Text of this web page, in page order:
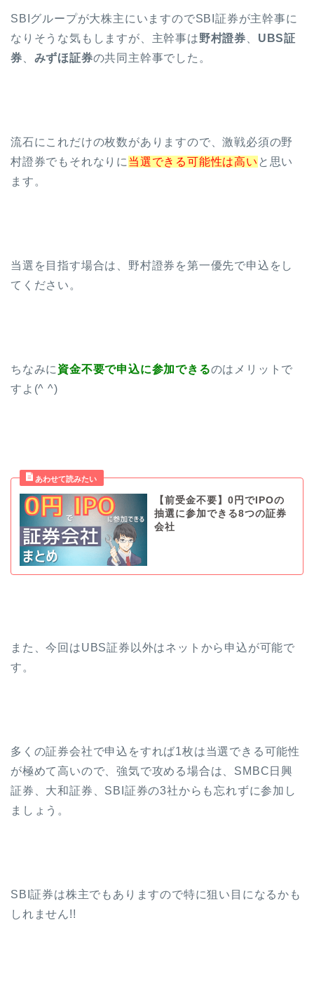
SBIグループが大株主にいますのでSBI証券が主幹事に
なりそうな気もしますが、主幹事は野村證券
UBS証
券
みずほ証券の共同主幹事でした。
流石にこれだけの枚数がありますので、激戦必須の野
村證券でもそれなりに 当選できる可能性は高い と思い
ます。
当選を目指す場合は、野村證券を第一優先で申込をし
てください。
ちなみに 資金不要で申込に参加できるのはメリットで
すよ(^ ^)
【前受金不要】0円でIPOの
抽選に参加できる8つの証券
会社
また、今回はUBS証券以外はネットから申込が可能で
す。
多くの証券会社で申込をすれば1枚は当選できる可能性
が極めて高いので、強気で攻める場合は、SMBC日興
証券、大和証券、SBI証券の3社からも忘れずに参加し
ましょう。
SBI証券は株主でもありますので特に狙い目になるかも
しれません!!